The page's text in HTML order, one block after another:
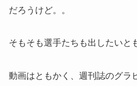
だろうけど。。
そもそも選手たちも出したいと
動画はともかく、週刊誌のグラ